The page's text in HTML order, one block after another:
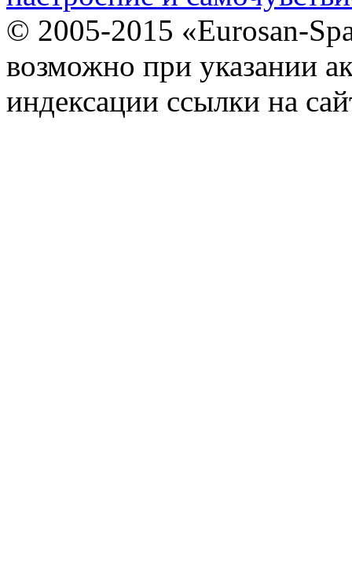
© 2005-2015 «Eurosan-
возможно при указании
индексации ссылки на